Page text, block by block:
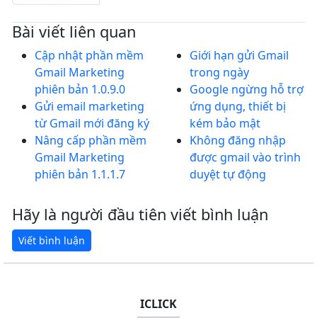
Bài viết liên quan
Cập nhật phần mềm
Gmail Marketing
phiên bản 1.0.9.0
Gửi email marketing
từ Gmail mới đăng ký
Nâng cấp phần mềm
Gmail Marketing
phiên bản 1.1.1.7
Giới hạn gửi Gmail
trong ngày
Google ngừng hỗ trợ
ứng dụng, thiết bị
kém bảo mật
Không đăng nhập
được gmail vào trình
duyệt tự động
Hãy là người đầu tiên viết bình luận
ICLICK